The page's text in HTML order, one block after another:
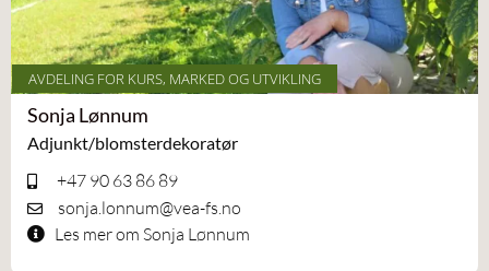
AVDELING FOR KURS, MARKED OG UTVIKLING
Sonja Lønnum
Adjunkt/blomsterdekoratør
+47 90 63 86 89
sonja.lonnum@vea-fs.no
Les mer om Sonja Lønnum